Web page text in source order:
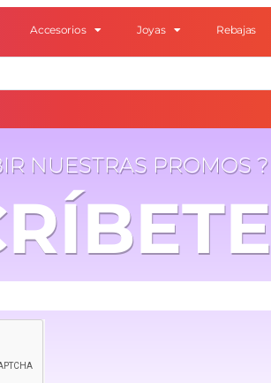
Accesorios Joyas Rebajas
NUESTRAS PROMOS ?